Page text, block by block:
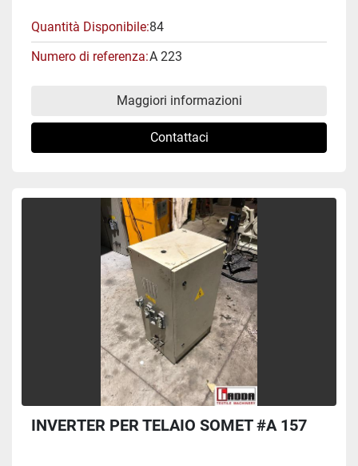
Quantità Disponibile 84
Numero di referenza A 223
Maggiori informazioni
Contattaci
INVERTER PER TELAIO SOMET #A 157